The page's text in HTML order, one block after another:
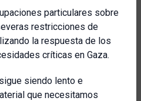
particulares sobre
restricciones de
la respuesta de los
críticas en Gaza.
siendo lento e
que necesitamos